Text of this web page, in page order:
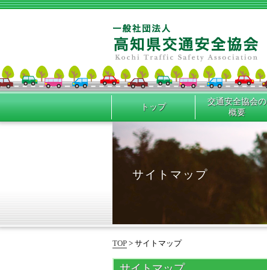
トップ
交通安全協会の
概要
サイトマップ
TOP > サイトマップ